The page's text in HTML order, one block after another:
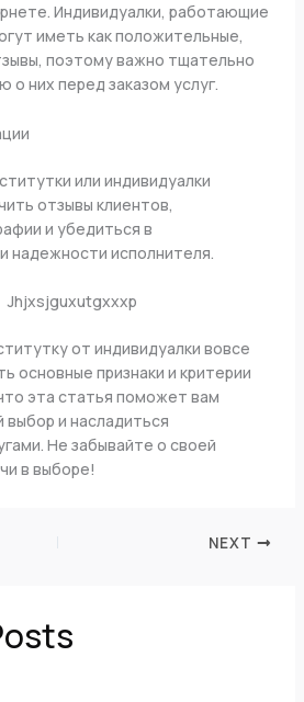
Индивидуалки, работающие
иметь как положительные,
поэтому важно тщательно
о них перед заказом услуг.
или индивидуалки
отзывы клиентов,
и убедиться в
надежности исполнителя.
от индивидуалки вовсе
основные признаки и критерии
эта статья поможет вам
выбор и насладиться
Не забывайте о своей
в выборе!
NEXT